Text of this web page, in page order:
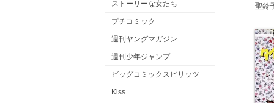
ストーリーな女たち
プチコミック
週刊ヤングマガジン
週刊少年ジャンプ
ビッグコミックスピリッツ
Kiss
聖鈴